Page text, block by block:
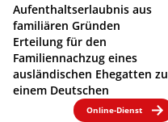
Aufenthaltserlaubnis aus
familiären Gründen
Erteilung für den
Familiennachzug eines
ausländischen Ehegatten zu
einem Deutschen
Online-Dienst